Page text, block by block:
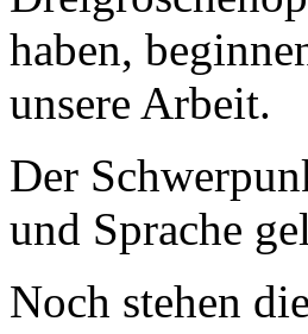
haben,
unsere Arbeit.
Der
und Sprache
Noch stehen